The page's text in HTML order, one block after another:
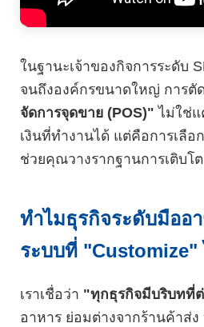
ในฐานะเจ้าของกิจการระดับ
จนถึงองค์กรขนาดใหญ่ การตั
จัดการจุดขาย (POS)" ไม่ใช่แ
เงินที่ทำงานได้ แต่คือการเลือ
ช่วยคุณวางรากฐานการเติบโ
ทำไมธุรกิจระดับมืออ
ระบบที่ "Customize"
เราเชื่อว่า "ทุกธุรกิจมีบริบทที่
อาหาร ย่อมต่างจากร้านค้าส่